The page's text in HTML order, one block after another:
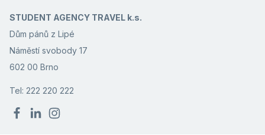
STUDENT AGENCY TRAVEL k.s.
Dům pánů z Lipé
Náměstí svobody 17
602 00 Brno
Tel: 222 220 222